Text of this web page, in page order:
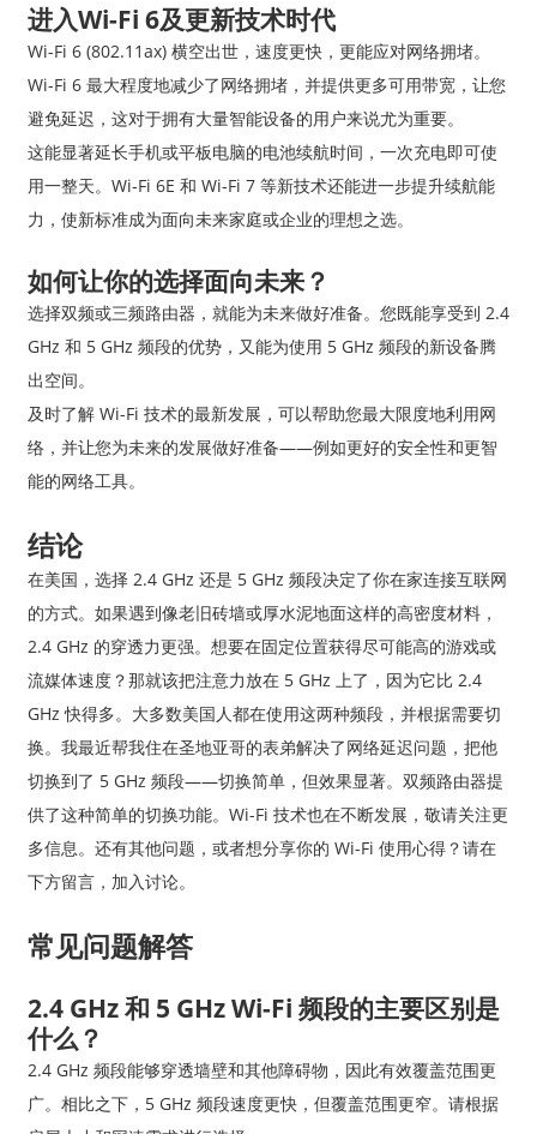
进入Wi-Fi 6及更新技术时代
Wi-Fi 6 (802.11ax) 横空出世，速度更快，更能应对网络拥堵。
Wi-Fi 6 最大程度地减少了网络拥堵，并提供更多可用带宽，让您
避免延迟，这对于拥有大量智能设备的用户来说尤为重要。
这能显著延长手机或平板电脑的电池续航时间，一次充电即可使
用一整天。Wi-Fi 6E 和 Wi-Fi 7 等新技术还能进一步提升续航能
力，使新标准成为面向未来家庭或企业的理想之选。
如何让你的选择面向未来？
选择双频或三频路由器，就能为未来做好准备。您既能享受到 2.4
GHz 和 5 GHz 频段的优势，又能为使用 5 GHz 频段的新设备腾
出空间。
及时了解 Wi-Fi 技术的最新发展，可以帮助您最大限度地利用网
络，并让您为未来的发展做好准备——例如更好的安全性和更智
能的网络工具。
结论
在美国，选择 2.4 GHz 还是 5 GHz 频段决定了你在家连接互联网
的方式。如果遇到像老旧砖墙或厚水泥地面这样的高密度材料，
2.4 GHz 的穿透力更强。想要在固定位置获得尽可能高的游戏或
流媒体速度？那就该把注意力放在 5 GHz 上了，因为它比 2.4
GHz 快得多。大多数美国人都在使用这两种频段，并根据需要切
换。我最近帮我住在圣地亚哥的表弟解决了网络延迟问题，把他
切换到了 5 GHz 频段——切换简单，但效果显著。双频路由器提
供了这种简单的切换功能。Wi-Fi 技术也在不断发展，敬请关注更
多信息。还有其他问题，或者想分享你的 Wi-Fi 使用心得？请在
下方留言，加入讨论。
常见问题解答
2.4 GHz 和 5 GHz Wi-Fi 频段的主要区别是
什么？
2.4 GHz 频段能够穿透墙壁和其他障碍物，因此有效覆盖范围更
广。相比之下，5 GHz 频段速度更快，但覆盖范围更窄。请根据